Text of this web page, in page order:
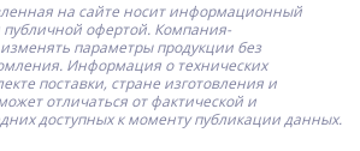
на сайте носит информационный
публичной офертой. Компания-
параметры продукции без
Информация о технических
поставки, стране изготовления и
отличаться от фактической и
доступных к моменту публикации данных.